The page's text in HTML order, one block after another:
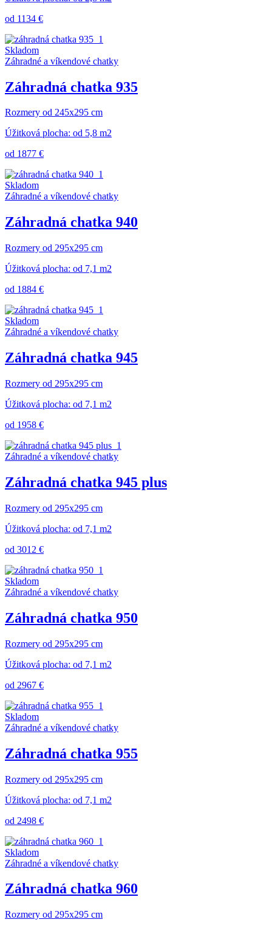
od 1134 €
Skladom
Záhradné a víkendové chatky
Záhradná chatka 935
Rozmery od 245x295 cm
Úžitková plocha: od 5,8 m2
od 1877 €
Skladom
Záhradné a víkendové chatky
Záhradná chatka 940
Rozmery od 295x295 cm
Úžitková plocha: od 7,1 m2
od 1884 €
Skladom
Záhradné a víkendové chatky
Záhradná chatka 945
Rozmery od 295x295 cm
Úžitková plocha: od 7,1 m2
od 1958 €
Záhradné a víkendové chatky
Záhradná chatka 945 plus
Rozmery od 295x295 cm
Úžitková plocha: od 7,1 m2
od 3012 €
Skladom
Záhradné a víkendové chatky
Záhradná chatka 950
Rozmery od 295x295 cm
Úžitková plocha: od 7,1 m2
od 2967 €
Skladom
Záhradné a víkendové chatky
Záhradná chatka 955
Rozmery od 295x295 cm
Úžitková plocha: od 7,1 m2
od 2498 €
Skladom
Záhradné a víkendové chatky
Záhradná chatka 960
Rozmery od 295x295 cm